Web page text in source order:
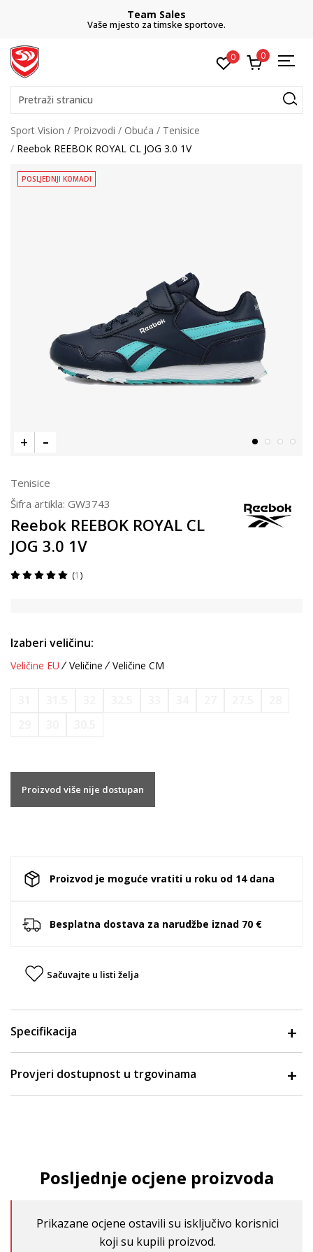
Team Sales
Vaše mjesto za timske sportove.
0 0
Pretraži stranicu
Sport Vision Proizvodi Obuća
Tenisice
Reebok REEBOK ROYAL CL JOG 3.0 1V
POSLJEDNJI KOMADI
Tenisice
Šifra artikla: GW3743
Reebok REEBOK ROYAL CL
JOG 3.0 1V
1
Izaberi veličinu:
Veličine EU Veličine Veličine CM
Proizvod više nije dostupan
Proizvod je moguće vratiti u roku od 14 dana
Besplatna dostava za narudžbe iznad 70 €
Sačuvajte u listi želja
Specifikacija
Provjeri dostupnost u trgovinama
Posljednje ocjene proizvoda
Prikazane ocjene ostavili su isključivo korisnici
koji su kupili proizvod.